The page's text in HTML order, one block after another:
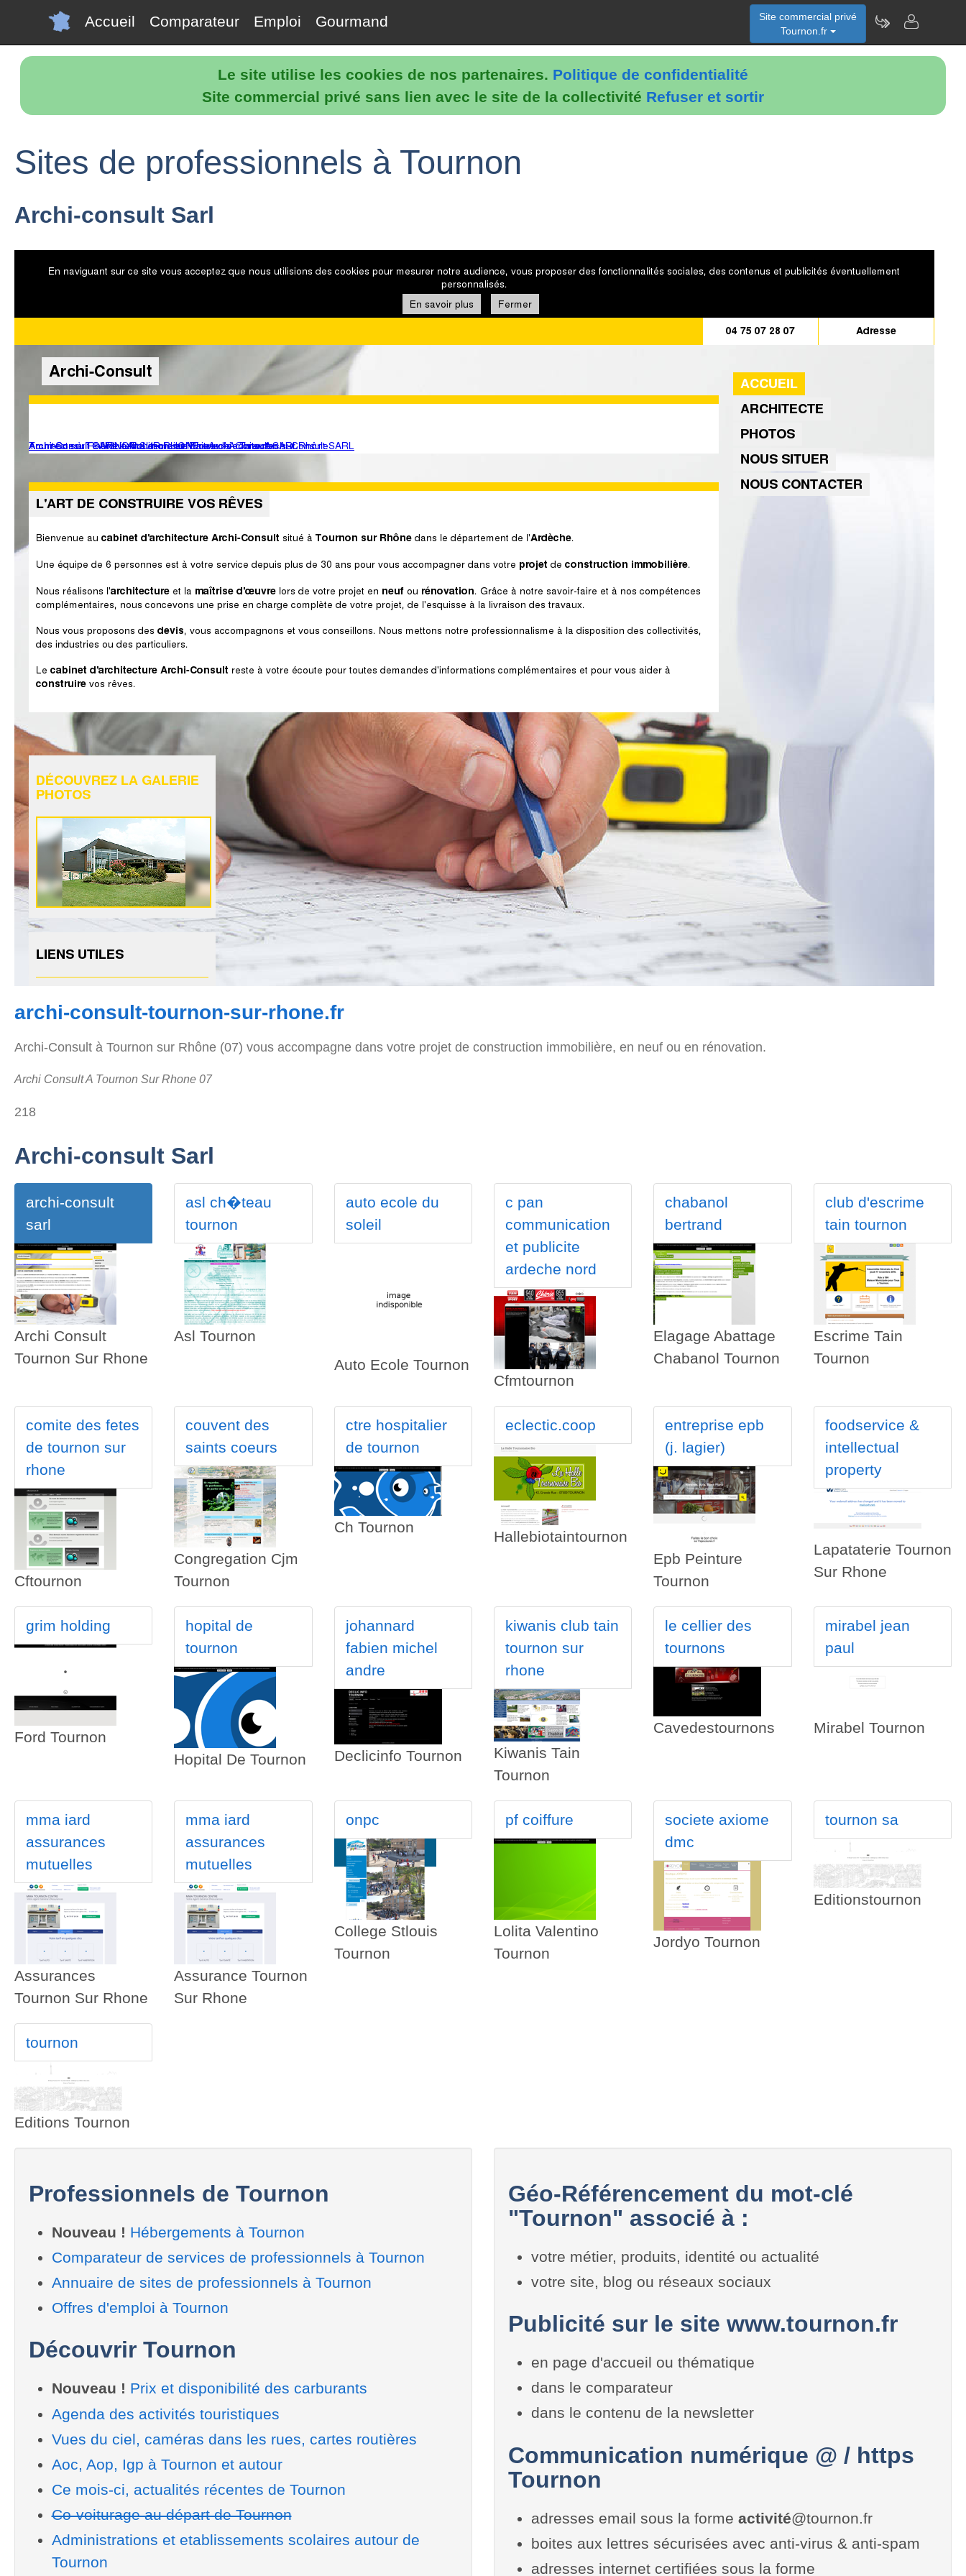
Le site utilise les cookies de nos partenaires. Politique de confidentialité
Site commercial privé sans lien avec le site de la collectivité Refuser et sortir
Accueil Comparateur Emploi Gourmand
Site commercial privé
Tournon.fr
Sites de professionnels à Tournon
Archi-consult Sarl
archi-consult-tournon-sur-rhone.fr
Archi-Consult à Tournon sur Rhône (07) vous accompagne dans votre projet de construction immobilière, en neuf ou en rénovation.
Archi Consult A Tournon Sur Rhone 07
218
Archi-consult Sarl
archi-consult
sarl
Archi Consult
Tournon Sur Rhone
asl ch�teau
tournon
Asl Tournon
auto ecole du
soleil
Auto Ecole Tournon
c pan
communication
et publicite
ardeche nord
Cfmtournon
chabanol
bertrand
Elagage Abattage
Chabanol Tournon
club d'escrime
tain tournon
Escrime Tain
Tournon
comite des fetes
de tournon sur
rhone
Cftournon
couvent des
saints coeurs
Congregation Cjm
Tournon
ctre hospitalier
de tournon
Ch Tournon
eclectic.coop
Hallebiotaintournon
entreprise epb
(j. lagier)
Epb Peinture
Tournon
foodservice &
intellectual
property
Lapataterie Tournon
Sur Rhone
grim holding
Ford Tournon
hopital de
tournon
Hopital De Tournon
johannard
fabien michel
andre
Declicinfo Tournon
kiwanis club tain
tournon sur
rhone
Kiwanis Tain
Tournon
le cellier des
tournons
Cavedestournons
mirabel jean
paul
Mirabel Tournon
mma iard
assurances
mutuelles
Assurances
Tournon Sur Rhone
mma iard
assurances
mutuelles
Assurance Tournon
Sur Rhone
onpc
College Stlouis
Tournon
pf coiffure
Lolita Valentino
Tournon
societe axiome
dmc
Jordyo Tournon
tournon sa
Editionstournon
tournon
Editions Tournon
Professionnels de Tournon
Nouveau ! Hébergements à Tournon
Comparateur de services de professionnels à Tournon
Annuaire de sites de professionnels à Tournon
Offres d'emploi à Tournon
Découvrir Tournon
Nouveau ! Prix et disponibilité des carburants
Agenda des activités touristiques
Vues du ciel, caméras dans les rues, cartes routières
Aoc, Aop, Igp à Tournon et autour
Ce mois-ci, actualités récentes de Tournon
Co-voiturage au départ de Tournon
Administrations et etablissements scolaires autour de
Tournon
Géo-Référencement du mot-clé
"Tournon" associé à :
votre métier, produits, identité ou actualité
votre site, blog ou réseaux sociaux
Publicité sur le site www.tournon.fr
en page d'accueil ou thématique
dans le comparateur
dans le contenu de la newsletter
Communication numérique @ / https
Tournon
adresses email sous la forme activité@tournon.fr
boites aux lettres sécurisées avec anti-virus & anti-spam
adresses internet certifiées sous la forme